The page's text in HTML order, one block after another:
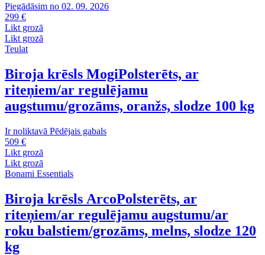
Piegādāsim no 02. 09. 2026
299 €
Likt grozā
Likt grozā
Teulat
Biroja krēsls MogiPolsterēts, ar
riteņiem/ar regulējamu
augstumu/grozāms, oranžs, slodze 100 kg
Ir noliktavā Pēdējais gabals
509 €
Likt grozā
Likt grozā
Bonami Essentials
Biroja krēsls ArcoPolsterēts, ar
riteņiem/ar regulējamu augstumu/ar
roku balstiem/grozāms, melns, slodze 120
kg